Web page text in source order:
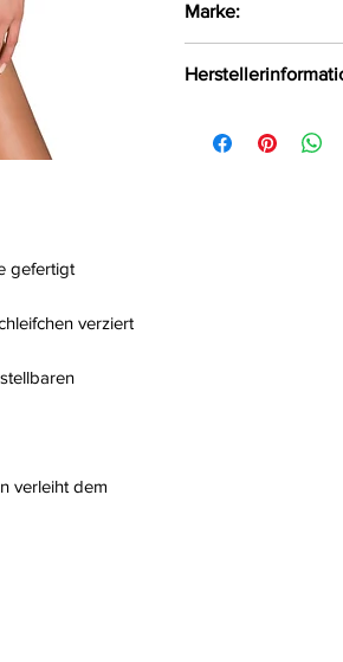
gefertigt
verziert
verleiht dem
Marke:
Będzin, Polen,